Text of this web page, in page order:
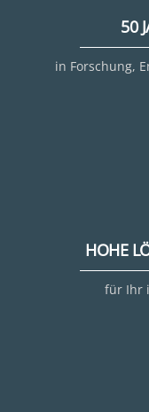
50
in Forschung,
HOHE
für Ihr